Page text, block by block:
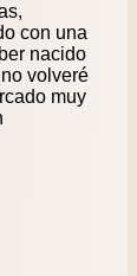
con una
nacido
volveré
muy